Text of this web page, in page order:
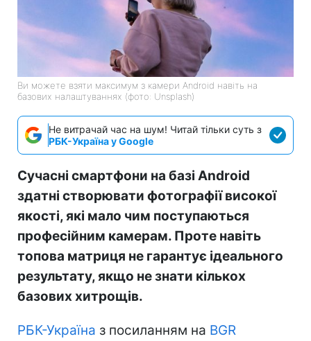
Ви можете взяти максимум з камери Android навіть на
базових налаштуваннях (фото: Unsplash)
Не витрачай час на шум! Читай тільки суть з
РБК-Україна у Google
Сучасні смартфони на базі Android
здатні створювати фотографії високої
якості, які мало чим поступаються
професійним камерам. Проте навіть
топова матриця не гарантує ідеального
результату, якщо не знати кількох
базових хитрощів.
РБК-Україна з посиланням на BGR